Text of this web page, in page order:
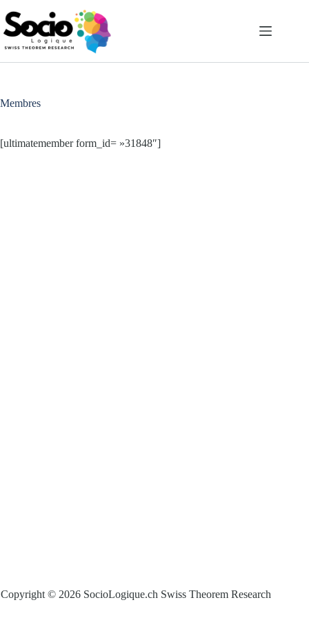
au
contenu
Membres
[ultimatemember form_id= »31848″]
Copyright © 2026 SocioLogique.ch Swiss Theorem Research